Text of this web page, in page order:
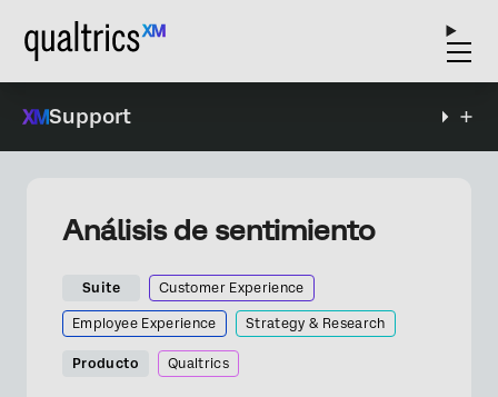
Support
Análisis de sentimiento
Suite Customer Experience
Employee Experience Strategy & Research
Producto Qualtrics